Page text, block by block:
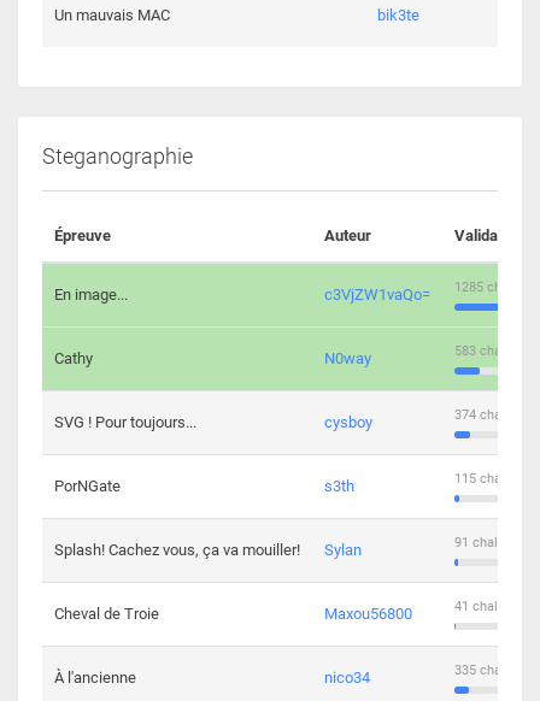
Un mauvais MAC bik3te
Steganographie
Épreuve Auteur Validations
En image... c3VjZW1vaQo= 1285
Cathy N0way 583
SVG ! Pour toujours... cysboy 374
PorNGate s3th 115
Splash! Cachez vous, ça va mouiller! Sylan 91
Cheval de Troie Maxou56800 41
À l'ancienne nico34 335